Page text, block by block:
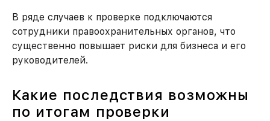
В ряде случаев к проверке подключаются
сотрудники правоохранительных органов, что
существенно повышает риски для бизнеса и его
руководителей.
Какие последствия возможны
по итогам проверки